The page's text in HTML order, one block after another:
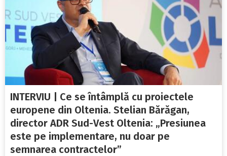
INTERVIU | Ce se întâmplă cu proiectele
europene din Oltenia. Stelian Bărăgan,
director ADR Sud-Vest Oltenia: „Presiunea
este pe implementare, nu doar pe
semnarea contractelor”